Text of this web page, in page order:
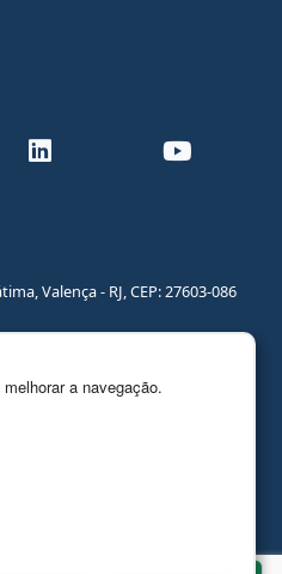
Valença - RJ, CEP: 27603-086
Valença - RJ, CEP: 27600-000
Valença - RJ, CEP: 27600-
a navegação.